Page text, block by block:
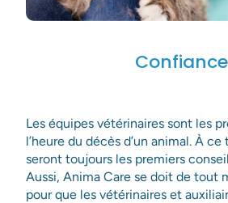
Confiance
Les équipes vétérinaires sont les
l’heure du décès d’un animal. À
seront toujours les premiers
Aussi, Anima Care se doit de tout
pour que les vétérinaires et